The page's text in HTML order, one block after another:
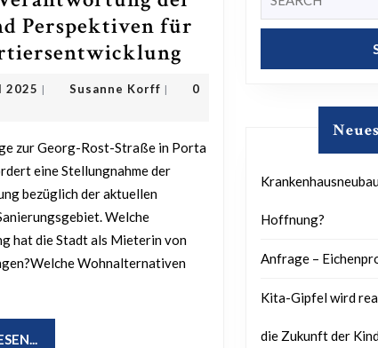
Perspektiven für
der
Straße:
Verantwortung
Stadt
und
Perspektiven
2025 17.
| Susanne KorffSusanne
|
0
eine Stellungnahme der
bezüglich der aktuellen
Welche
hat die Stadt als Mieterin von
Wohnalternativen
for:
Hoffnung?
Anfrage –
Kita-Gipfel wird
die Zukunft der